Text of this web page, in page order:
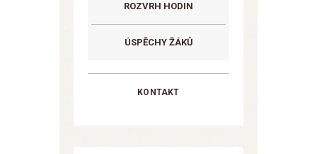
ROZVRH HODIN
ÚSPĚCHY ŽÁKŮ
KONTAKT